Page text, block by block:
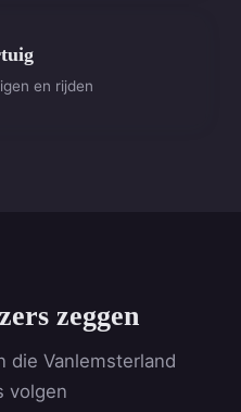
en rijden
zeggen
die Vanlemsterland
volgen